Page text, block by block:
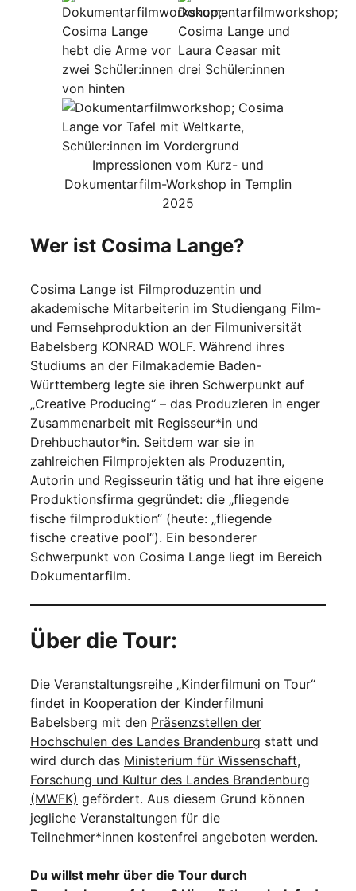
Impressionen vom Kurz- und
Dokumentarfilm-Workshop in Templin
2025
Wer ist Cosima Lange?
Cosima Lange ist Filmproduzentin und
akademische Mitarbeiterin im Studiengang Film-
und Fernsehproduktion an der Filmuniversität
Babelsberg KONRAD WOLF. Während ihres
Studiums an der Filmakademie Baden-
Württemberg legte sie ihren Schwerpunkt auf
„Creative Producing“ – das Produzieren in enger
Zusammenarbeit mit Regisseur*in und
Drehbuchautor*in. Seitdem war sie in
zahlreichen Filmprojekten als Produzentin,
Autorin und Regisseurin tätig und hat ihre eigene
Produktionsfirma gegründet: die „fliegende
fische filmproduktion“ (heute: „fliegende
fische creative pool“). Ein besonderer
Schwerpunkt von Cosima Lange liegt im Bereich
Dokumentarfilm.
Über die Tour:
Die Veranstaltungsreihe „Kinderfilmuni on Tour“
findet in Kooperation der Kinderfilmuni
Babelsberg mit den Präsenzstellen der
Hochschulen des Landes Brandenburg statt und
wird durch das Ministerium für Wissenschaft,
Forschung und Kultur des Landes Brandenburg
(MWFK) gefördert. Aus diesem Grund können
jegliche Veranstaltungen für die
Teilnehmer*innen kostenfrei angeboten werden.
Du willst mehr über die Tour durch